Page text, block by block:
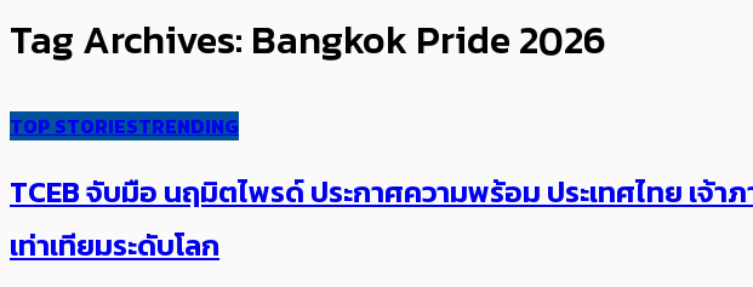
Tag Archives: Bangkok Pride 2026
TOP STORIESTRENDING
TCEB​ จับมือ ​นฤมิตไพรด์ ประกาศความพร้อม ประเทศไทย เจ้
เท่าเทียมระดับโลก